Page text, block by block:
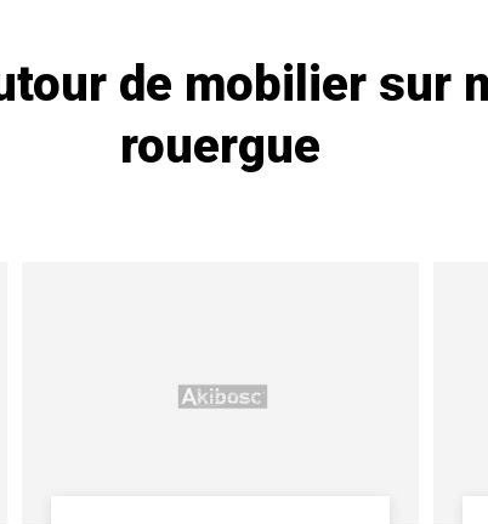
de mobilier sur
rouergue